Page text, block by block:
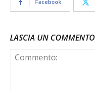
Facebook
LASCIA UN COMMENTO